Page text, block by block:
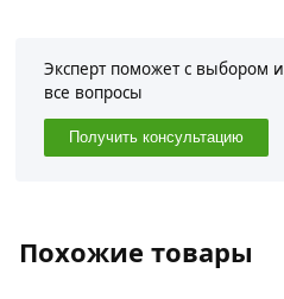
Эксперт поможет с выбором
все вопросы
Получить консультацию
Похожие товары